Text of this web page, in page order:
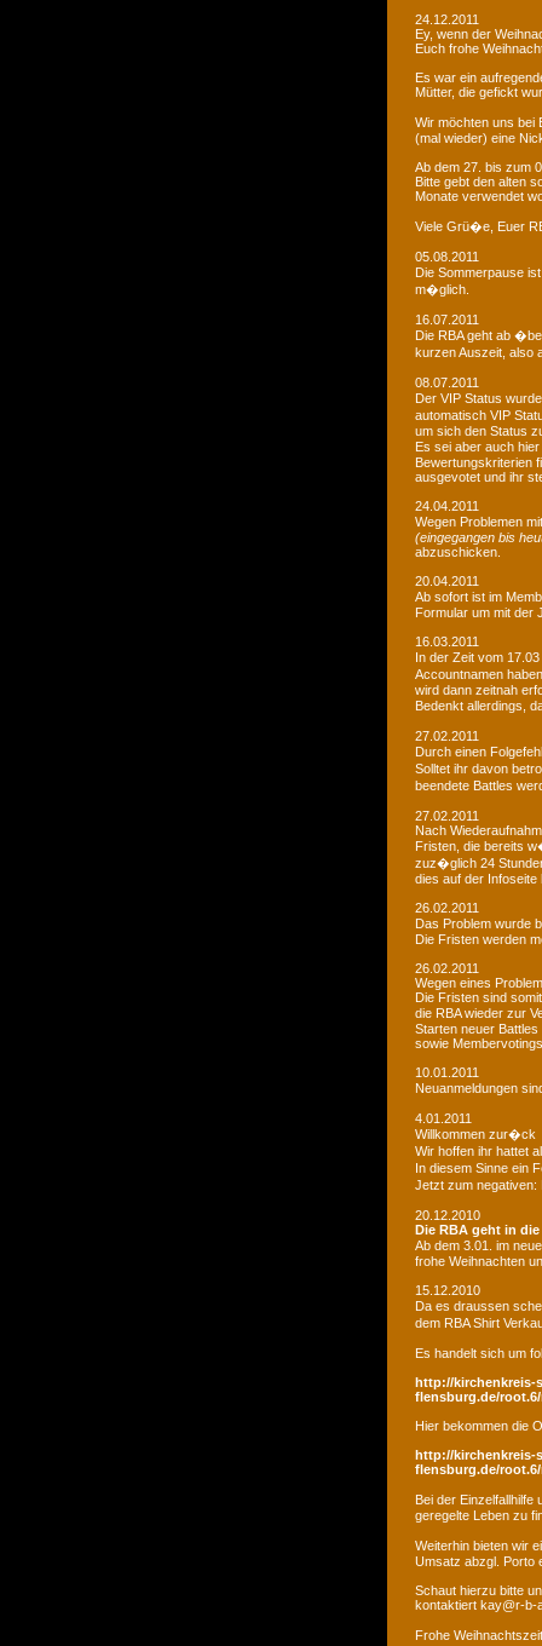
24.12.2011
Ey, wenn der
Euch frohe
Es war ein
Mütter, die gefickt
Wir möchten uns bei
(mal wieder) eine
Ab dem 27. bis zum
Bitte gebt den alten
Monate verwendet
Viele Grü�e, Euer
05.08.2011
Die Sommerpause
m�glich.
16.07.2011
Die RBA geht ab
kurzen Auszeit, also
08.07.2011
Der VIP Status
automatisch VIP
um sich den Status
Es sei aber auch
Bewertungskriterien
ausgevotet und ihr
24.04.2011
Wegen Problemen
(eingegangen bis
abzuschicken.
20.04.2011
Ab sofort ist im
Formular um mit der
16.03.2011
In der Zeit vom
Accountnamen
wird dann zeitnah
Bedenkt allerdings,
27.02.2011
Durch einen
Solltet ihr davon
beendete Battles
27.02.2011
Nach
Fristen, die bereits
zuz�glich 24
dies auf der
26.02.2011
Das Problem wurde
Die Fristen werden
26.02.2011
Wegen eines
Die Fristen sind
die RBA wieder zur
Starten neuer Battles
sowie
10.01.2011
Neuanmeldungen
4.01.2011
Willkommen zur�ck
Wir hoffen ihr hattet
In diesem Sinne ein
Jetzt zum negativen:
20.12.2010
Die RBA geht in
Ab dem 3.01. im
frohe Weihnachten
15.12.2010
Da es draussen
dem RBA Shirt
Es handelt sich um
http://kirchenkreis-
flensburg.de/
Hier bekommen die
http://kirchenkreis-
flensburg.de/
Bei der
geregelte Leben zu
Weiterhin bieten wir
Umsatz abzgl. Porto
Schaut hierzu bitte
kontaktiert kay@r-b-
Frohe